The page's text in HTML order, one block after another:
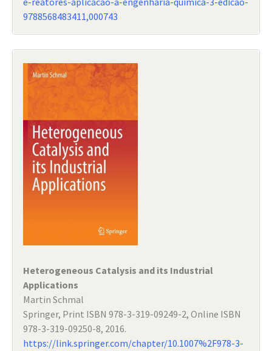
9788568483411,000743
Heterogeneous Catalysis and its Industrial
Applications
Martin Schmal
Springer, Print ISBN 978-3-319-09249-2, Online ISBN
978-3-319-09250-8, 2016.
https://link.springer.com/chapter/10.1007%2F978-3-